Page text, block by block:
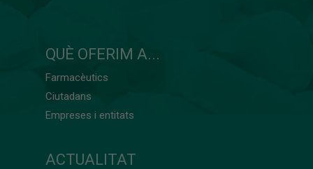
QUÈ OFERIM A...
Farmacèutics
Ciutadans
Empreses i entitats
ACTUALITAT